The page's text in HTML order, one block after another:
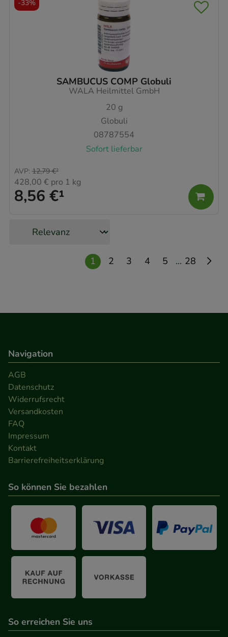
Besuchers oder unsere Seite an bevorzugte
Verhaltensweisen (z.B. Spracheinstellung)
anzupassen. Komfort-Cookies ermöglichen es uns
auch auf Ihre Bedürfnisse zugeschrittene Inhalte
anzuzeigen und unser Partnerprogramm zu
Hierüber lassen sich
Informationen über die Art und Weise der Nutzung
unserer Website sammeln, mit deren Hilfe wir
unsere Website weiter für Sie optimieren können,
Werbung auf Drittseiten möglichst relevant für Sie
zu gestalten. Bitte beachten Sie, dass Daten hierfür
teilweise an Dritte wie z.B. Google oder soziale
SAMBUCUS COMP Globuli
WALA Heilmittel GmbH
20 g
Globuli
08787554
Sofort lieferbar
8,56 €¹
AVP: 12,79 €²
428,00 € pro 1 kg
-33%
1 2 3 4 5 ... 28
Navigation
AGB
Datenschutz
Widerrufsrecht
Versandkosten
FAQ
Impressum
Kontakt
Barrierefreiheitserklärung
So können Sie bezahlen
So erreichen Sie uns